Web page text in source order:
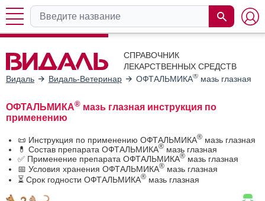
СПРАВОЧНИК
ЛЕКАРСТВЕННЫХ СРЕДСТВ
Видаль
Видаль-Ветеринар ОФТАЛЬМИКА® мазь глазная
ОФТАЛЬМИКА® мазь глазная инструкция по
применению
📜 Инструкция по применению ОФТАЛЬМИКА® мазь глазная
💊 Состав препарата ОФТАЛЬМИКА® мазь глазная
✅ Применение препарата ОФТАЛЬМИКА® мазь глазная
📅 Условия хранения ОФТАЛЬМИКА® мазь глазная
⏳ Срок годности ОФТАЛЬМИКА® мазь глазная